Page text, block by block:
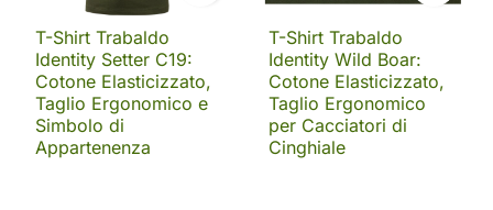
T-Shirt Trabaldo
Identity Setter C19:
Cotone Elasticizzato,
Taglio Ergonomico e
Simbolo di
Appartenenza
T-Shirt Trabaldo
Identity Wild Boar:
Cotone Elasticizzato,
Taglio Ergonomico
per Cacciatori di
Cinghiale